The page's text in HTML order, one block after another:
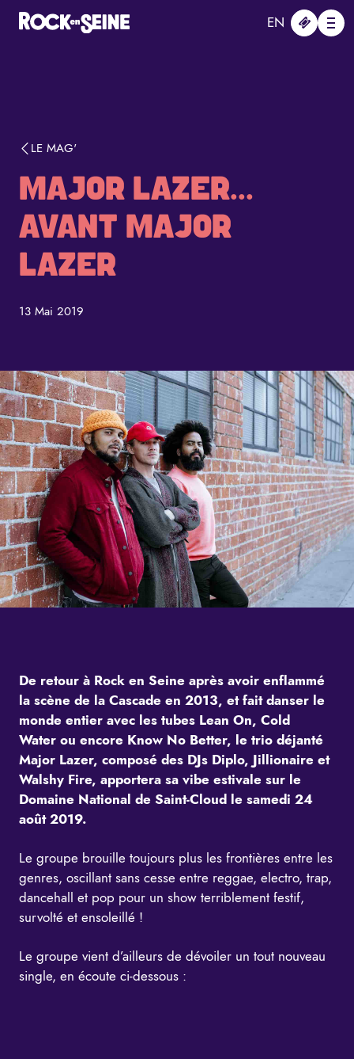
Aller au contenu principal
EN
LE MAG'
MAJOR LAZER...
AVANT MAJOR
LAZER
13 Mai 2019
De retour à Rock en Seine après avoir enflammé
la scène de la Cascade en 2013, et fait danser le
monde entier avec les tubes Lean On, Cold
Water ou encore Know No Better, le trio déjanté
Major Lazer, composé des DJs Diplo, Jillionaire et
Walshy Fire, apportera sa vibe estivale sur le
Domaine National de Saint-Cloud le samedi 24
août 2019.
Le groupe brouille toujours plus les frontières entre les
genres, oscillant sans cesse entre reggae, electro, trap,
dancehall et pop pour un show terriblement festif,
survolté et ensoleillé !
Le groupe vient d’ailleurs de dévoiler un tout nouveau
single, en écoute ci-dessous :
Panneau de gestion des cookies